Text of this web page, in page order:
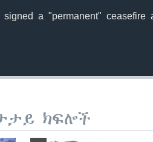
a "permanent" ceasefire
ክፍሎች